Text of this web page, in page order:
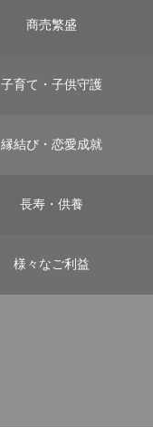
商売繁盛
子育て・子供守護
縁結び・恋愛成就
長寿・供養
様々なご利益